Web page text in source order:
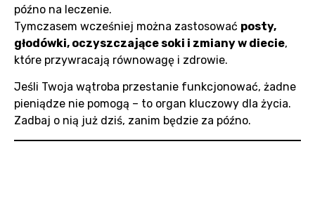
późno na leczenie.
Tymczasem wcześniej można zastosować posty,
głodówki, oczyszczające soki i zmiany w diecie,
które przywracają równowagę i zdrowie.
Jeśli Twoja wątroba przestanie funkcjonować, żadne
pieniądze nie pomogą – to organ kluczowy dla życia.
Zadbaj o nią już dziś, zanim będzie za późno.